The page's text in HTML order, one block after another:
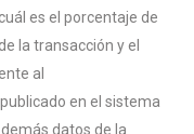
es el porcentaje de
la transacción y el
al
en el sistema
datos de la